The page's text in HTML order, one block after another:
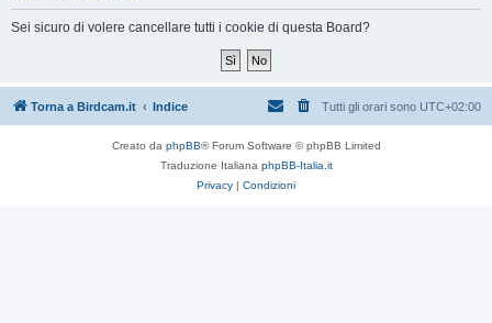
Sei sicuro di volere cancellare tutti i cookie di questa Board?
Torna a Birdcam.it Indice Tutti gli orari sono UTC+02:00
Creato da phpBB® Forum Software © phpBB Limited
Traduzione Italiana phpBB-Italia.it
Privacy | Condizioni